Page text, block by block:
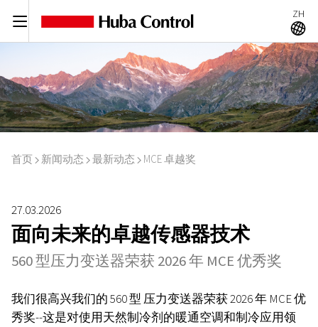
C ZH
A
首页 I 新闻动态 I 最新动态 I MCE 卓越奖
27.03.2026
面向未来的卓越传感器技术
560 型压力变送器荣获 2026 年 MCE 优秀奖
我们很高兴我们的 560 型 压力变送器荣获 2026 年 MCE 优
秀奖--这是对使用天然制冷剂的暖通空调和制冷应用领